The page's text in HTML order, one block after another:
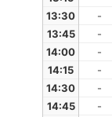
13:30
-
13:45
-
14:00
-
14:15
-
14:30
-
14:45
-